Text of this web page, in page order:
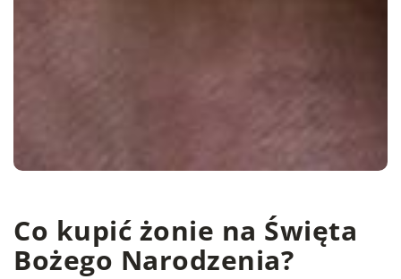
Co kupić żonie na Święta
Bożego Narodzenia?